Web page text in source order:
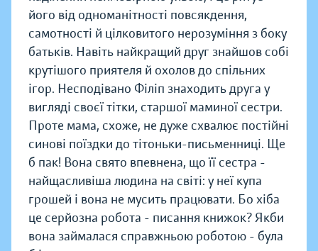
його від одноманітності повсякдення,
самотності й цілковитого нерозуміння з боку
батьків. Навіть найкращий друг знайшов собі
крутішого приятеля й охолов до спільних
ігор. Несподівано Філіп знаходить друга у
вигляді своєї тітки, старшої маминої сестри.
Проте мама, схоже, не дуже схвалює постійні
синові поїздки до тітоньки-письменниці. Ще
б пак! Вона свято впевнена, що її сестра -
найщасливіша людина на світі: у неї купа
грошей і вона не мусить працювати. Бо хіба
це серйозна робота - писання книжок? Якби
вона займалася справжньою роботою - була